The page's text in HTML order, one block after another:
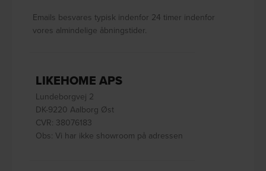
Emails besvares typisk indenfor 24 timer indenfor
vores almindelige åbningstider.
LIKEHOME APS
Lundeborgvej 2
DK-9220 Aalborg Øst
CVR: 38076183
Obs: Vi har ikke showroom på adressen